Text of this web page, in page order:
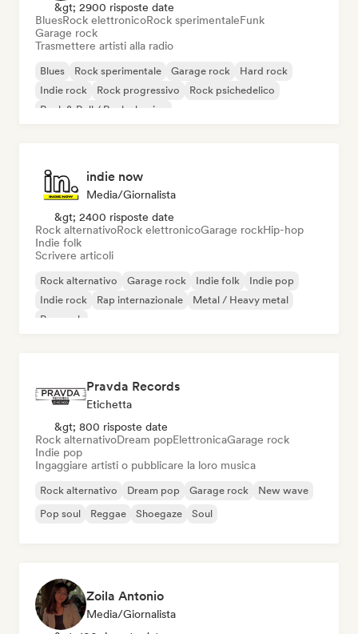
&gt; 2900 risposte date
BluesRock elettronicoRock sperimentaleFunk
Garage rock
Trasmettere artisti alla radio
Blues Rock sperimentale Garage rock
Hard rock
Indie rock
Rock progressivo
Rock psichedelico
Rock & Roll / Rock classico
indie now
Media/Giornalista
&gt; 2400 risposte date
Rock alternativoRock elettronicoGarage rockHip-hop
Indie folk
Scrivere articoli
Rock alternativo Garage rock Indie folk
Indie pop
Indie rock
Rap internazionale
Metal / Heavy metal
Pop rock
Pravda Records
Etichetta
&gt; 800 risposte date
Rock alternativoDream popElettronicaGarage rock
Indie pop
Ingaggiare artisti o pubblicare la loro musica
Rock alternativo Dream pop Garage rock
New wave
Pop soul
Reggae Shoegaze Soul
Zoila Antonio
Media/Giornalista